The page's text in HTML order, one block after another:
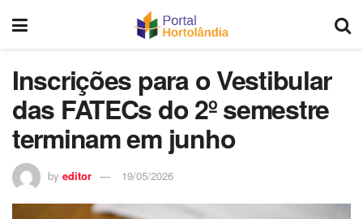
Inscrições para o Vestibular
das FATECs do 2º semestre
terminam em junho
by editor 19/05/2026